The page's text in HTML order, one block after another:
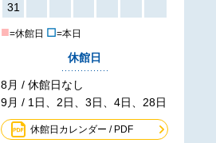
31
■=休館日 ☐=本日
休館日
8月 / 休館日なし
9月 / 1日、2日、3日、4日、28日
休館日カレンダー / PDF